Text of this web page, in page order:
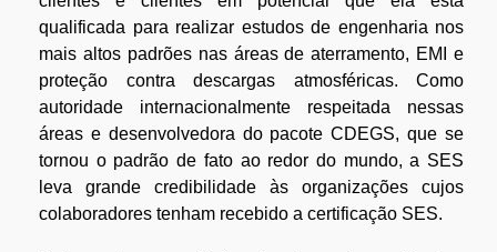
qualificada para realizar estudos de engenharia nos
mais altos padrões nas áreas de aterramento, EMI e
proteção contra descargas atmosféricas. Como
autoridade internacionalmente respeitada nessas
áreas e desenvolvedora do pacote CDEGS, que se
tornou o padrão de fato ao redor do mundo, a SES
leva grande credibilidade às organizações cujos
colaboradores tenham recebido a certificação SES.